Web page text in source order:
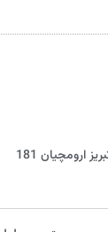
ارومچيان 181